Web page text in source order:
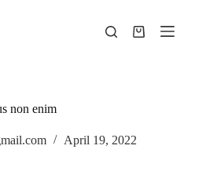
Shopping
non enim
April 19, 2022